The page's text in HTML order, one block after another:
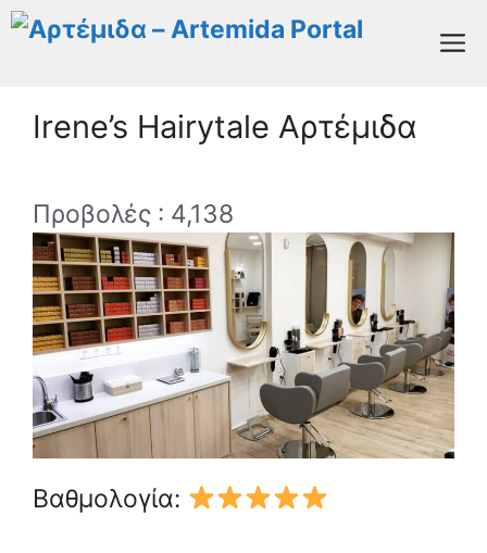
Μετάβαση
Irene’s Hairytale Αρτέμιδα
Προβολές : 4,138
Βαθμολογία: